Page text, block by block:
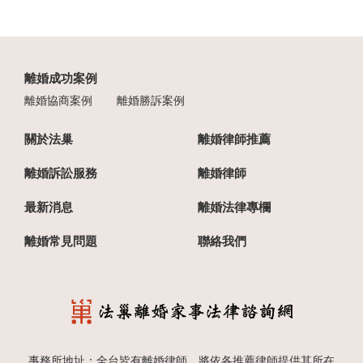
離婚成功案例
離婚協商案例 離婚勝訴案例
關於法巢 離婚律師推薦
離婚訴訟服務 離婚律師
最新消息 離婚法律專欄
離婚常見問題 聯絡我們